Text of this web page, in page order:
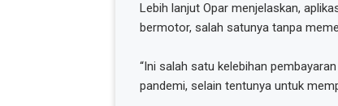
Lebih lanjut Opar menjelaskan,
bermotor, salah satunya tanpa
“Ini salah satu kelebihan
pandemi, selain tentunya untuk